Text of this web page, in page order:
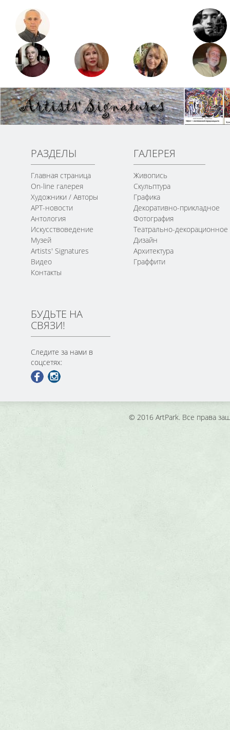
РАЗДЕЛЫ
Главная страница
On-line галерея
Художники / Авторы
АРТ-новости
Антология
Искусствоведение
Музей
Artists' Signatures
Видео
Контакты
ГАЛЕРЕЯ
Живопись
Скульптура
Графика
Декоративно-прикладное
Фотография
Театрально-декорационное
Дизайн
Архитектура
Граффити
БУДЬТЕ НА
СВЯЗИ!
Следите за нами в
соцсетях:
© 2016 ArtPark. Все права